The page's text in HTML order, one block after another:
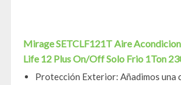
Mirage SETCLF121T Aire
Life 12 Plus On/Off Solo Frio 1Ton
Protección Exterior: Añadimos una